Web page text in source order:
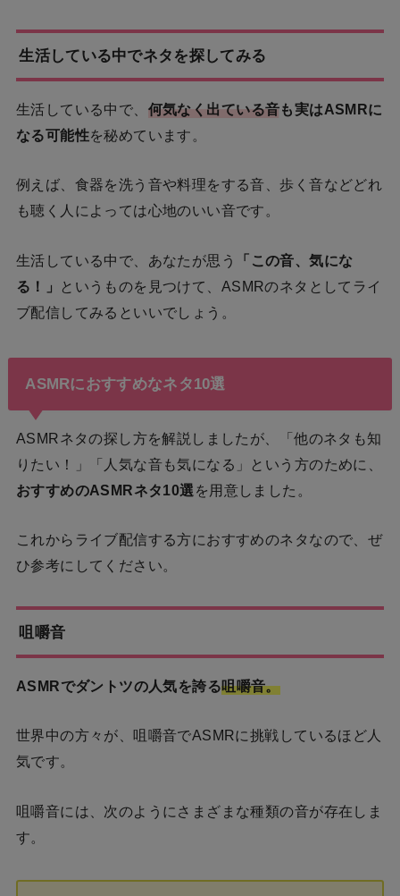
生活している中でネタを探してみる
生活している中で、 何気なく出ている音も実はASMRに
なる可能性を秘めています。
例えば、食器を洗う音や料理をする音、歩く音などどれ
も聴く人によっては心地のいい音です。
生活している中で、あなたが思う
「この音、気にな
る！」
というものを見つけて、ASMRのネタとしてライ
ブ配信してみるといいでしょう。
ASMRにおすすめなネタ10選
ASMRネタの探し方を解説しましたが、「他のネタも知
りたい！」「人気な音も気になる」という方のために、
おすすめのASMRネタ10選 を用意しました。
これからライブ配信する方におすすめのネタなので、ぜ
ひ参考にしてください。
咀嚼音
ASMRでダントツの人気を誇る咀嚼音。
世界中の方々が、咀嚼音でASMRに挑戦しているほど人
気です。
咀嚼音には、次のようにさまざまな種類の音が存在しま
す。